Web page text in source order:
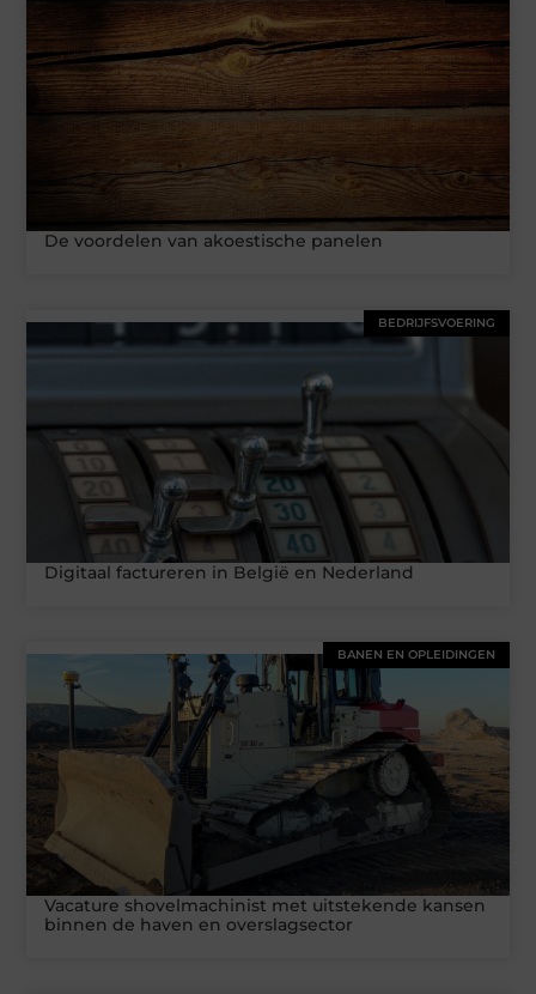
De voordelen van akoestische panelen
BEDRIJFSVOERING
Digitaal factureren in België en Nederland
BANEN EN OPLEIDINGEN
Vacature shovelmachinist met uitstekende kansen
binnen de haven en overslagsector